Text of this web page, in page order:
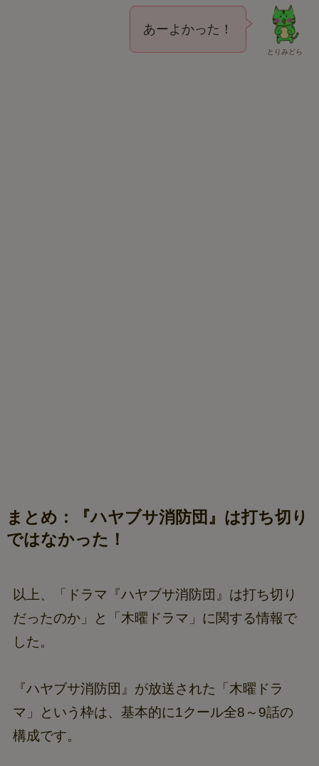
とりみどら
あーよかった！
まとめ：『ハヤブサ消防団』は打ち切り
ではなかった！
以上、「ドラマ『ハヤブサ消防団』は打ち切り
だったのか」と「木曜ドラマ」に関する情報で
した。
『ハヤブサ消防団』が放送された「木曜ドラ
マ」という枠は、基本的に1クール全8～9話の
構成です。